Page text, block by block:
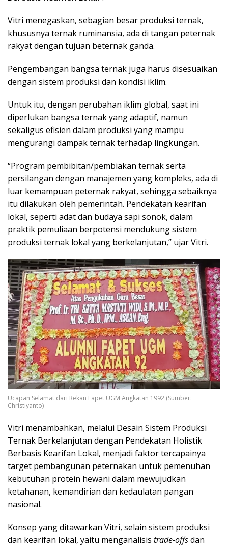
Vitri menegaskan, sebagian besar produksi ternak,
khususnya ternak ruminansia, ada di tangan peternak
rakyat dengan tujuan beternak ganda.
Pengembangan bangsa ternak juga harus disesuaikan
dengan sistem produksi dan kondisi iklim.
Untuk itu, dengan perubahan iklim global, saat ini
diperlukan bangsa ternak yang adaptif, namun
sekaligus efisien dalam produksi yang mampu
mengurangi dampak ternak terhadap lingkungan.
“Program pembibitan/pembiakan ternak serta
persilangan dengan manajemen yang kompleks, ada di
luar kemampuan peternak rakyat, sehingga sebaiknya
itu dilakukan oleh pemerintah. Pendekatan kearifan
lokal, seperti adat dan budaya sapi sonok, dalam
praktik pemuliaan berpotensi mendukung sistem
produksi ternak lokal yang berkelanjutan,” ujar Vitri.
Ucapan Selamat dari Rekan Fapet UGM Angkatan 1992 (Sumber:
Christiyanto)
Vitri menambahkan, melalui Desain Sistem Produksi
Ternak Berkelanjutan dengan Pendekatan Holistik
Berbasis Kearifan Lokal, menjadi faktor tercapainya
target pembangunan peternakan untuk pemenuhan
kebutuhan protein hewani dalam mewujudkan
ketahanan, kemandirian dan kedaulatan pangan
nasional.
Konsep yang ditawarkan Vitri, selain sistem produksi
dan kearifan lokal, yaitu menganalisis trade-offsdan